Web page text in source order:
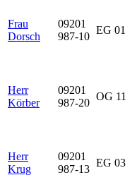
Frau
Dorsch
09201
987-10
EG 01
Herr
Körber
09201
987-20
OG 11
Herr
Krug
09201
987-13
EG 03